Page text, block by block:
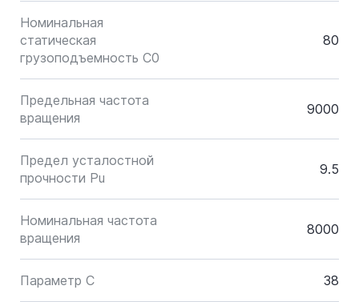
Номинальная
статическая
грузоподъемность C0
80
Предельная частота
вращения
9000
Предел усталостной
прочности Pu
9.5
Номинальная частота
вращения
8000
Параметр C 38